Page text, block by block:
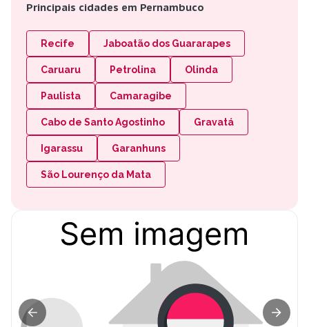
Principais cidades em Pernambuco
Recife Jaboatão dos Guararapes
Caruaru Petrolina Olinda
Paulista Camaragibe
Cabo de Santo Agostinho Gravatá
Igarassu Garanhuns
São Lourenço da Mata